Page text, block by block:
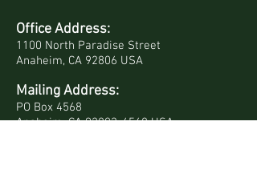
Office Address:
1100 North Paradise Street
Anaheim, CA 92806 USA
Mailing Address:
PO Box 4568
Anaheim, CA 92803-4568 USA